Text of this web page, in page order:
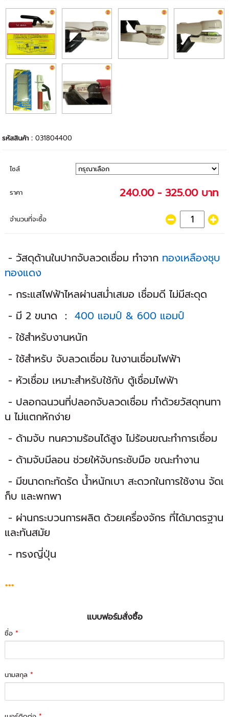
รหัสสินค้า :031804400
ไซส์
ราคา 240.00 - 325.00 บาท
จำนวนที่จะซื้อ
- วัสดุด้านในปากจับลวดเชื่อม ทำจาก ทองเหลืองชุบ
ทองแดง
- กระแสไฟฟ้าไหลผ่านสม่ำเสมอ เชื่อมดี ไม่มีสะดุด
- มี 2 ขนาด ：400 แอมป์ & 600 แอมป์
- ใช้สำหรับงานหนัก
- ใช้สำหรับ จับลวดเชื่อม ในงานเชื่อมไฟฟ้า
- หัวเชื่อม เหมาะสำหรับใช้กับ ตู้เชื่อมไฟฟ้า
- ปลอกฉนวนที่ปลอกจับลวดเชื่อม ทำด้วยวัสดุทนทา
น ไม่แตกหักง่าย
- ด้ามจับ ทนความร้อนได้สูง ไม่ร้อนขณะทำการเชื่อม
- ด้ามจับมีลอน ช่วยให้จับกระชับมือ ขณะทำงาน
- มีขนาดกะทัดรัด น้ำหนักเบา สะดวกในการใช้งาน จัดเ
ก็บ และพกพา
- ผ่านกระบวนการผลิต ด้วยเครื่องจักร ที่ได้มาตรฐาน
และทันสมัย
- ทรงญี่ปุ่น
...
แบบฟอร์มสั่งซื้อ
ชื่อ*
นามสกุล*